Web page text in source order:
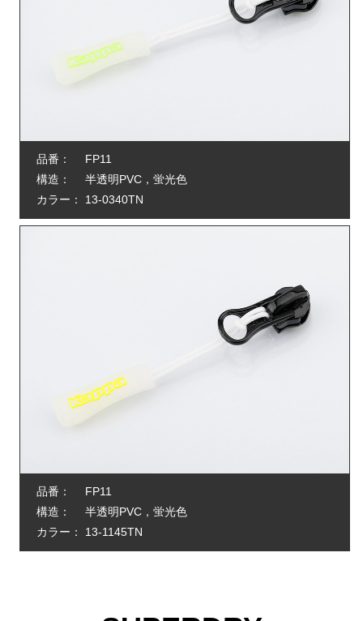
品番：
FP11
構造：
半透明PVC，蛍光色
カラー：
13-0340TN
品番：
FP11
構造：
半透明PVC，蛍光色
カラー：
13-1145TN